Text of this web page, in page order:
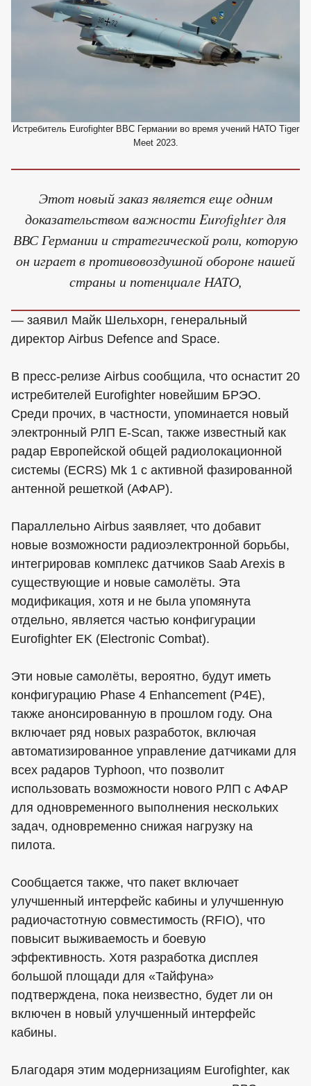
Истребитель Eurofighter ВВС Германии во время учений НАТО Tiger
Meet 2023.
Этот новый заказ является еще одним
доказательством важности Eurofighter для
ВВС Германии и стратегической роли, которую
он играет в противовоздушной обороне нашей
страны и потенциале НАТО,
— заявил Майк Шельхорн, генеральный
директор Airbus Defence and Space.
В пресс-релизе Airbus сообщила, что оснастит 20
истребителей Eurofighter новейшим БРЭО.
Среди прочих, в частности, упоминается новый
электронный РЛП E-Scan, также известный как
радар Европейской общей радиолокационной
системы (ECRS) Mk 1 с активной фазированной
антенной решеткой (АФАР).
Параллельно Airbus заявляет, что добавит
новые возможности радиоэлектронной борьбы,
интегрировав комплекс датчиков Saab Arexis в
существующие и новые самолёты. Эта
модификация, хотя и не была упомянута
отдельно, является частью конфигурации
Eurofighter EK (Electronic Combat).
Эти новые самолёты, вероятно, будут иметь
конфигурацию Phase 4 Enhancement (P4E),
также анонсированную в прошлом году. Она
включает ряд новых разработок, включая
автоматизированное управление датчиками для
всех радаров Typhoon, что позволит
использовать возможности нового РЛП с АФАР
для одновременного выполнения нескольких
задач, одновременно снижая нагрузку на
пилота.
Сообщается также, что пакет включает
улучшенный интерфейс кабины и улучшенную
радиочастотную совместимость (RFIO), что
повысит выживаемость и боевую
эффективность. Хотя разработка дисплея
большой площади для «Тайфуна»
подтверждена, пока неизвестно, будет ли он
включен в новый улучшенный интерфейс
кабины.
Благодаря этим модернизациям Eurofighter, как